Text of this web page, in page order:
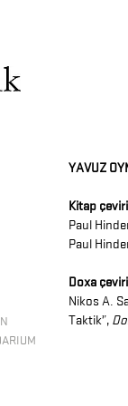
YAVUZ
Kitap çeviri
Paul
Paul
Doxa çeviri
Nikos A.
Taktik”,